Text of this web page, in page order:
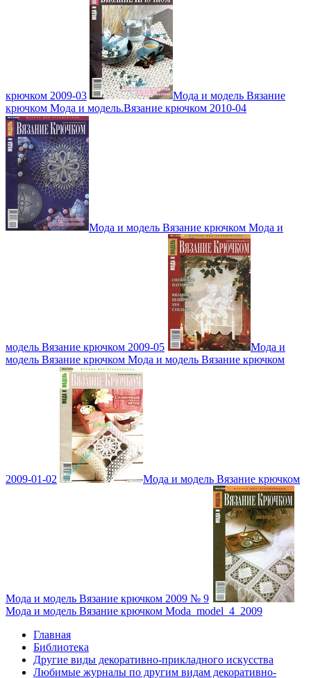
крючком 2009-03
Мода и модель Вязание
крючком Мода и модель.Вязание крючком 2010-04
Мода и модель Вязание крючком Мода и
модель Вязание крючком 2009-05
Мода и
модель Вязание крючком Мода и модель Вязание крючком
2009-01-02 Мода и модель Вязание крючком
Мода и модель Вязание крючком 2009 № 9
Мода и модель Вязание крючком Moda_model_4_2009
Главная
Библиотека
Другие виды декоративно-прикладного искусства
Любимые журналы по другим видам декоративно-